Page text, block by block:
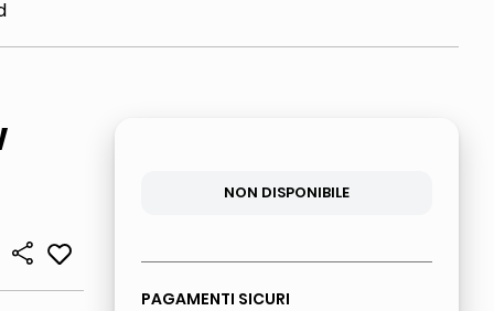
NON DISPONIBILE
PAGAMENTI SICURI